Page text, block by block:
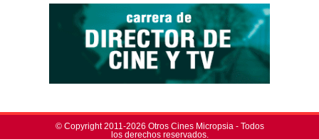
© Copyright 2011-2026 Otros Cines Micropsia - Todos
los derechos reservados.